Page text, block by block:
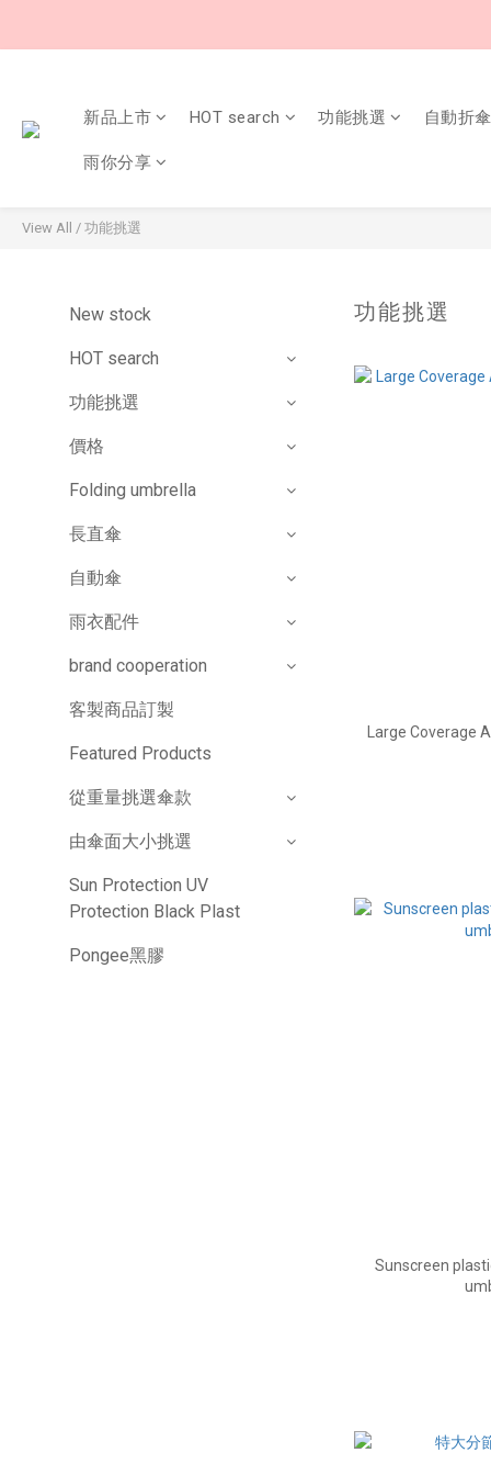
新品上市 HOT search 功能挑選 自動折傘
雨你分享
View All / 功能挑選
New stock
HOT search
功能挑選
價格
Folding umbrella
長直傘
自動傘
雨衣配件
brand cooperation
客製商品訂製
Featured Products
從重量挑選傘款
由傘面大小挑選
Sun Protection UV
Protection Black Plast
Pongee黑膠
功能挑選
Large Coverage
Sunscreen